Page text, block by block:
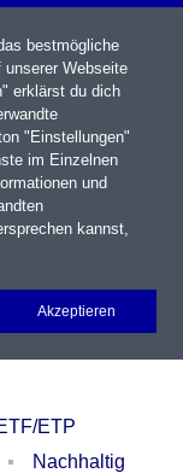
Login
ETP
Nachhaltig
bestmögliche
Webseite
erklärst du dich
"Einstellungen"
im Einzelnen
und
kannst,
Akzeptieren